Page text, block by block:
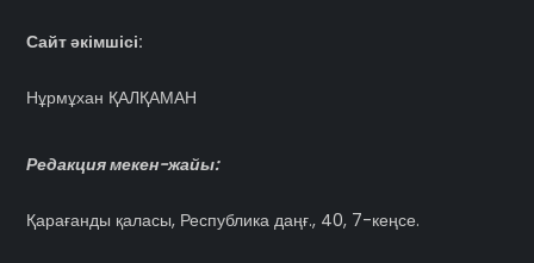
Сайт әкімшісі:
Нұрмұхан ҚАЛҚАМАН
Редакция мекен-жайы:
Қарағанды қаласы, Республика даңғ., 40, 7-кеңсе.